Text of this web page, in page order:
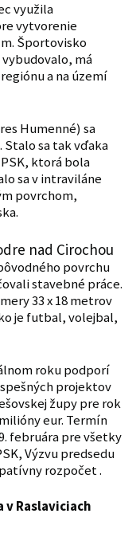
využila
vytvorenie
Športovisko
má
a na území
Humenné) sa
sa tak vďaka
ktorá bola
sa v intraviláne
povrchom,
povrchu
stavebné práce.
33 x 18 metrov
je futbal, volejbal,
roku podporí
projektov
župy pre rok
eur. Termín
februára pre všetky
Výzvu predsedu
rozpočet .
Raslaviciach